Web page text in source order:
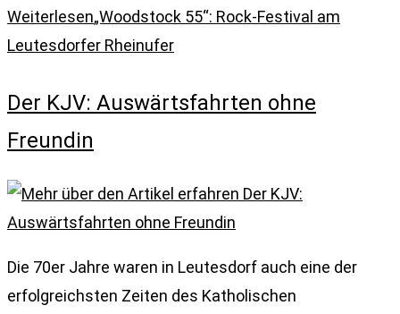
Weiterlesen„Woodstock 55“: Rock-Festival am
Leutesdorfer Rheinufer
Der KJV: Auswärtsfahrten ohne
Freundin
Die 70er Jahre waren in Leutesdorf auch eine der
erfolgreichsten Zeiten des Katholischen